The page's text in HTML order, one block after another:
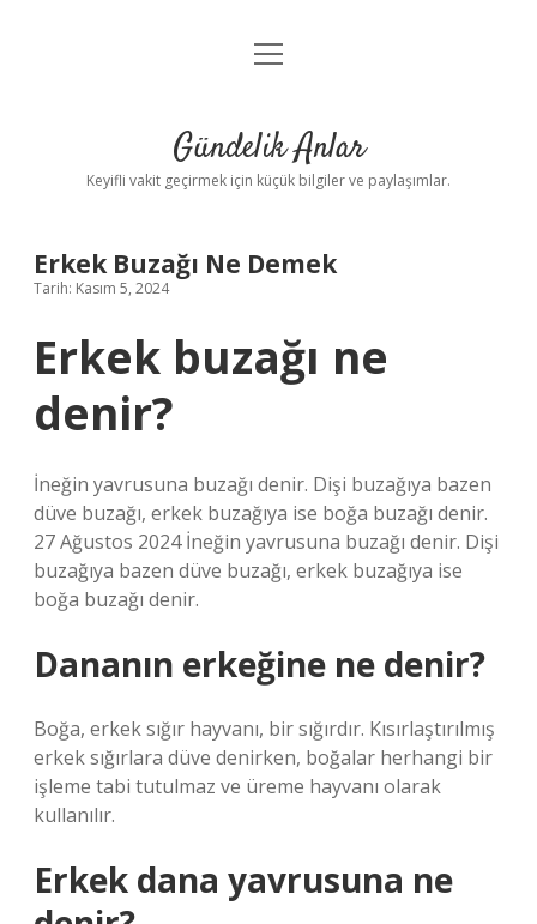
Anasayfa
Yasal Uyarı
menüyü
Gündelik Anlar
Keyifli vakit geçirmek için küçük bilgiler ve paylaşımlar.
Erkek Buzağı Ne Demek
Tarih: Kasım 5, 2024
Erkek buzağı ne
denir?
İneğin yavrusuna buzağı denir. Dişi buzağıya bazen
düve buzağı, erkek buzağıya ise boğa buzağı denir.
27 Ağustos 2024 İneğin yavrusuna buzağı denir. Dişi
buzağıya bazen düve buzağı, erkek buzağıya ise
boğa buzağı denir.
Dananın erkeğine ne denir?
Boğa, erkek sığır hayvanı, bir sığırdır. Kısırlaştırılmış
erkek sığırlara düve denirken, boğalar herhangi bir
işleme tabi tutulmaz ve üreme hayvanı olarak
kullanılır.
Erkek dana yavrusuna ne